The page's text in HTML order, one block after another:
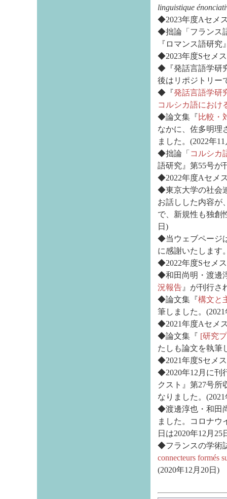
linguistique
◆2023年度Aセメ
◆拙論「フランス
『ロマンス語研
◆2023年度Sセメ
◆『発話言語学研
後はリポジトリー
◆『発話言語学研
コルシカ語におけ
◆論文集『比較・
なかに、佐多明理
ました。(2022年
◆拙論「 コルシカ
語研究』第55号が
◆2022年度Aセメ
◆東京大学の社会
お話しした内容が
で、新規性も独創
日)
◆当ウェブページ
に感謝いたします
◆2022年度Sセメ
◆和田尚明・渡邊
況報告 』が刊行さ
◆論文集『構文と
筆しました。(2021
◆2021年度Aセメ
◆論文集『 [研究
たしも論文を執筆
◆2021年度Sセメ
◆2020年12月に刊
クスト』第27号
なりました。
◆渡邊淳也・和田
ました。コロナウ
日は2020年12月25
◆フランスの学術
connecteurs formés
(2020年12月20日)